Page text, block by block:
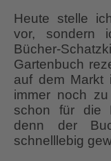
Heute stelle
vor, sondern
Bücher-
Gartenbuch
auf dem Markt
immer noch
schon für die
denn der
schnelllebig